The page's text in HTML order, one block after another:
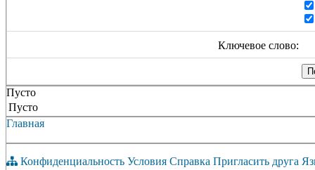
Ключевое слово:
Пусто
Пусто
Главная
Конфиденциальность Условия Справка Пригласить друга